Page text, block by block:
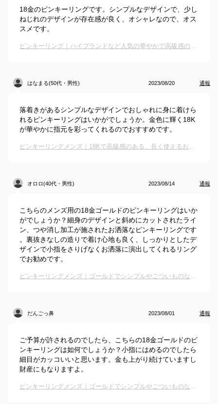
18金のピンキーリングです。シンプルなデザインで、少し
ねじれのデザインが存在感が良く、オシャレなので、オス
スメです。
ピンキーリング｜ハイブランドなど人気の華やかで高級感のあるおしゃれな指輪のおすすめは？
はなまる(50代・男性) 2023/08/20 通報
落着きがあるシンプルなデザインでおしゃれに身に着けら
れるピンキーリングはいかがでしょうか。金色に輝く18K
が華やかに指元を彩ってくれるのでおすすめです。
ピンキーリングメンズ｜18Kで高級感のある、長く使えるおしゃれな指輪のおすすめは？
オロロ(40代・男性) 2023/08/14 通報
こちらのメンズ用の18金ゴールドのピンキーリングはいか
がでしょうか？細身のデザインと斜めにカットされたライ
ン、つや消し加工が施されたお洒落なピンキーリングです
。裏抜きなしの造りで着け心地も良く、しっかりとしたデ
ザインで小指をさりげなくお洒落に演出してくれるリング
でお勧めです。
ピンキーリングメンズ｜ゴールドでシンプルやごついものなど人気の指輪のおすすめは？
だんごっ鼻 2023/08/01 通報
ご予算が許されるのでしたら、こちらの18金ゴールドのピ
ンキーリングは如何でしょうか？小指にはめるのでしたら
細目がカッコいいと思います。金も上がり続けていますし
財産にもなりますよ。
ピンキーリングメンズ｜ゴールドでシンプルやごついものなど人気の指輪のおすすめは？